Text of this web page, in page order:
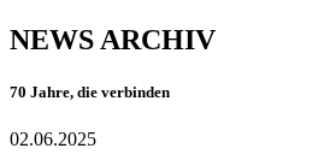
NEWS ARCHIV
70 Jahre, die verbinden
02.06.2025